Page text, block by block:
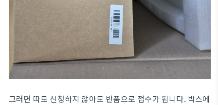
그러면 따로 신청하지 않아도 반품으로 접수가 됩니다. 박스에